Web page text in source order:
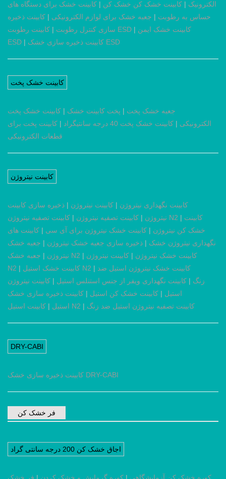
الکترونیک | کابینت خشک کن خشک کن | کابینت خشک برای دستگاه های
حساس به رطوبت | جعبه خشک برای لوازم الکترونیکی | کابینت ذخیره
سازی کنترل رطوبت | کابینت رطوبت ESD | کابینت خشک ایمن
ESD | کابینت ذخیره سازی خشک ESD
کابینت خشک پخت
جعبه خشک پخت | پخت کابینت خشک | کابینت خشک پخت
الکترونیکی | کابینت خشک پخت 40 درجه سانتیگراد | کابینت پخت برای
قطعات الکترونیکی
کابینت نیتروژن
کابینت نگهداری نیتروژن | کابینت نیتروژن | ذخیره سازی کابینت
نیتروژن | کابینت تصفیه نیتروژن | کابینت تصفیه نیتروژن N2 | کابینت
خشک کن نیتروژن | کابینت خشک نیتروژن برای آی سی | کابینت های
نگهداری نیتروژن خشک | ذخیره سازی جعبه خشک نیتروژن | جعبه خشک
نیتروژن | جعبه خشک N2 | کابینت خشک نیتروژن | کابینت نیتروژن
N2 | کابینت خشک استیل N2 | کابینت خشک نیتروژن استیل ضد
زنگ | کابینت نگهداری ویفر از جنس استنلس استیل | کابینت نیتروژن
استیل | کابینت خشک کن استیل | کابینت ذخیره سازی خشک
استیل | کابینت استیل N2 | کابینت تصفیه نیتروژن استیل ضد زنگ
DRY-CABI
کابینت ذخیره سازی خشک DRY-CABI
فر خشک کن
اجاق خشک کن 200 درجه سانتی گراد